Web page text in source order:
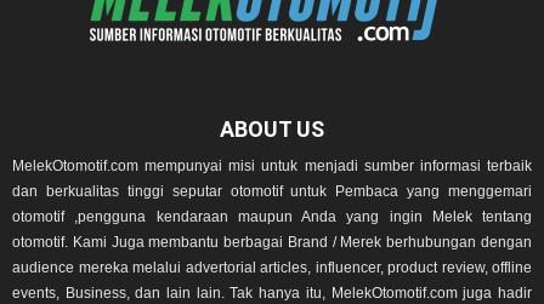
ABOUT US
MelekOtomotif.com mempunyai misi untuk menjadi sumber informasi terbaik
dan berkualitas tinggi seputar otomotif untuk Pembaca yang menggemari
otomotif ,pengguna kendaraan maupun Anda yang ingin Melek tentang
otomotif. Kami Juga membantu berbagai Brand / Merek berhubungan dengan
audience mereka melalui advertorial articles, influencer, product review, offline
events, Business, dan lain lain. Tak hanya itu, MelekOtomotif.com juga hadir